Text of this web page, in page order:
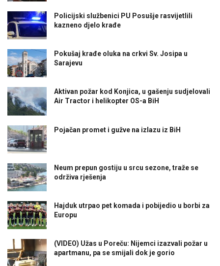
Policijski službenici PU Posušje rasvijetlili
kazneno djelo krađe
Pokušaj krađe oluka na crkvi Sv. Josipa u
Sarajevu
Aktivan požar kod Konjica, u gašenju sudjelovali
Air Tractor i helikopter OS-a BiH
Pojačan promet i gužve na izlazu iz BiH
Neum prepun gostiju u srcu sezone, traže se
održiva rješenja
Hajduk utrpao pet komada i pobijedio u borbi za
Europu
(VIDEO) Užas u Poreču: Nijemci izazvali požar u
apartmanu, pa se smijali dok je gorio